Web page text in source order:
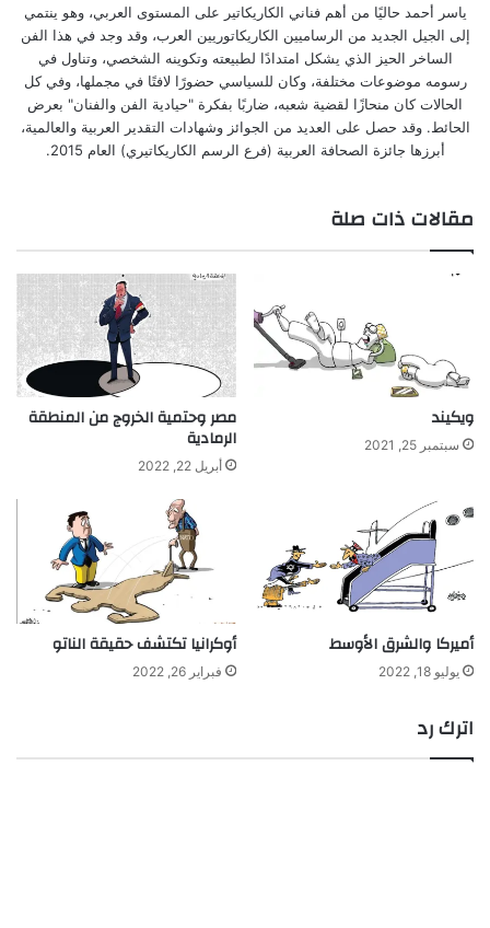
ياسر أحمد حاليًا من أهم فناني الكاريكاتير على المستوى العربي، وهو ينتمي
إلى الجيل الجديد من الرساميين الكاريكاتوريين العرب، وقد وجد في هذا الفن
الساخر الحيز الذي يشكل امتدادًا لطبيعته وتكوينه الشخصي، وتناول في
رسومه موضوعات مختلفة، وكان للسياسي حضورًا لافتًا في مجملها، وفي كل
الحالات كان منحازًا لقضية شعبه، ضاربًا بفكرة "حيادية الفن والفنان" بعرض
الحائط. وقد حصل على العديد من الجوائز وشهادات التقدير العربية والعالمية،
أبرزها جائزة الصحافة العربية (فرع الرسم الكاريكاتيري) العام 2015.
مقالات ذات صلة
ويكيند
سبتمبر 25, 2021
مصر وحتمية الخروج من المنطقة
الرمادية
أبريل 22, 2022
أميركا والشرق الأوسط
يوليو 18, 2022
أوكرانيا تكتشف حقيقة الناتو
فبراير 26, 2022
اترك رد